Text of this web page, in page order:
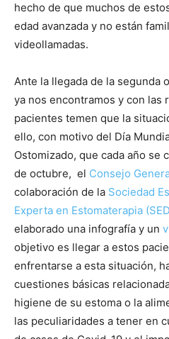
hecho de que muchos de
edad avanzada y no están
videollamadas.
Ante la llegada de la segunda
ya nos encontramos y con las
pacientes temen que la
ello, con motivo del Día
Ostomizado, que cada año se
de octubre, el Consejo
colaboración de la Sociedad
Experta en Estomaterapia
elaborado una infografía y un
objetivo es llegar a estos
enfrentarse a esta situación,
cuestiones básicas
higiene de su estoma o la
las peculiaridades a tener en